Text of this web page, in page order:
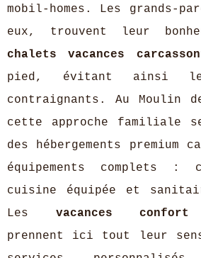
mobil-homes. Les grands-
eux, trouvent leur
chalets vacances
pied, évitant ainsi
contraignants. Au Moulin
cette approche familiale
des hébergements premium
équipements complets :
cuisine équipée et
Les vacances confort
prennent ici tout leur